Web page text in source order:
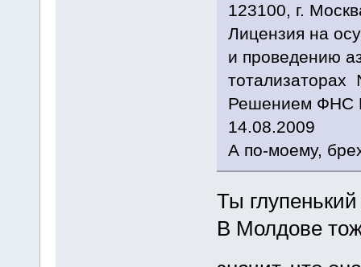
123100, г.
Лицензия на
и проведению
Решением ФНС
14.08.2009
А по-моему,
Ты
В Молдове